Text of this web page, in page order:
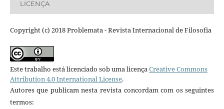
LICENÇA
Copyright (c) 2018 Problemata - Revista Internacional de Filosofia
Este trabalho está licenciado sob uma licençaCreative Commons
Attribution 4.0 International License.
Autores que publicam nesta revista concordam com os seguintes
termos: